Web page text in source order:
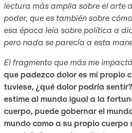
lectura más amplia sobre el arte
poder, que es también sobre
esa época leía sobre política a
pero nada se parecía a esta
El fragmento que más me
que padezco dolor es mi propio
tuviese, ¿qué dolor podría
estime al mundo igual a la
cuerpo, puede gobernar el
mundo como a su propio cuerpo